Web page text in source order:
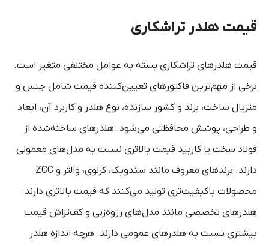
قیمت هلدر تراشکاری
قیمت هلدرهای تراشکاری بسته به عوامل مختلفی متغیر است.
برخی از مهم‌ترین فاکتورهای تعیین‌کننده قیمت شامل جنس و
متریال ساخت، برند و کشور سازنده، نوع هلدر و کاربرد آن، ابعاد
و طراحی، پوشش محافظتی می‌شود. هلدرهای ساخته‌شده از
فولاد سخت یا کاربید قیمت بالاتری نسبت به مدل‌های معمولی
دارند. برندهای معروف مانند سندویک، کرلوی، والتر و ZCC
محصولات باکیفیت‌تری تولید می‌کنند که قیمت بالاتری دارند.
هلدرهای تخصصی مانند مدل‌های رزوه‌زنی و کف‌تراش قیمت
بیشتری نسبت به هلدرهای عمومی دارند. هرچه اندازه هلدر